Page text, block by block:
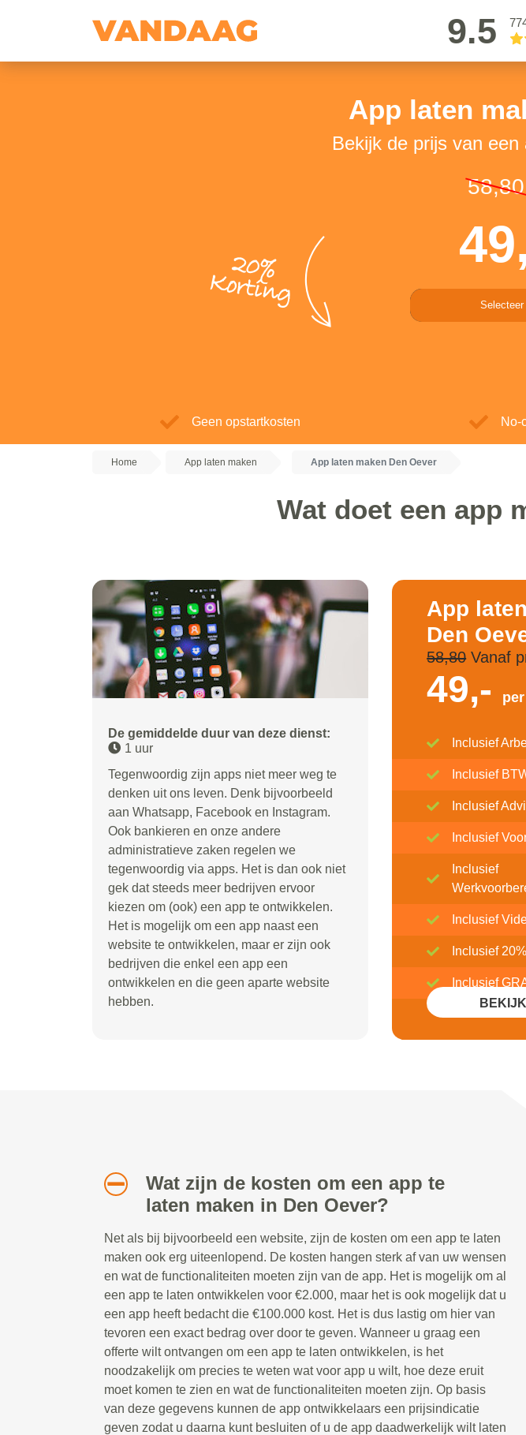
9.5
App laten
Bekijk de prijs van
20%
Korting
58,80
Geen opstartkosten No-
Home App laten maken App laten maken Den Oever
Wat doet een app
De gemiddelde duur van deze dienst:
1 uur
Tegenwoordig zijn apps niet meer weg te
denken uit ons leven. Denk bijvoorbeeld
aan Whatsapp, Facebook en Instagram.
Ook bankieren en onze andere
administratieve zaken regelen we
tegenwoordig via apps. Het is dan ook niet
gek dat steeds meer bedrijven ervoor
kiezen om (ook) een app te ontwikkelen.
Het is mogelijk om een app naast een
website te ontwikkelen, maar er zijn ook
bedrijven die enkel een app een
ontwikkelen en die geen aparte website
hebben.
App
Den
58,80Vanaf
49,-
Inclusief
Inclusief
Inclusief
Inclusief
Inclusief
Inclusief
Inclusief
Inclusief
Wat zijn de kosten om een app te
laten maken in Den Oever?
Net als bij bijvoorbeeld een website, zijn de kosten om een app te laten
maken ook erg uiteenlopend. De kosten hangen sterk af van uw wensen
en wat de functionaliteiten moeten zijn van de app. Het is mogelijk om al
een app te laten ontwikkelen voor €2.000, maar het is ook mogelijk dat u
een app heeft bedacht die €100.000 kost. Het is dus lastig om hier van
tevoren een exact bedrag over door te geven. Wanneer u graag een
offerte wilt ontvangen om een app te laten ontwikkelen, is het
noodzakelijk om precies te weten wat voor app u wilt, hoe deze eruit
moet komen te zien en wat de functionaliteiten moeten zijn. Op basis
van deze gegevens kunnen de app ontwikkelaars een prijsindicatie
geven zodat u daarna kunt besluiten of u de app daadwerkelijk wilt laten